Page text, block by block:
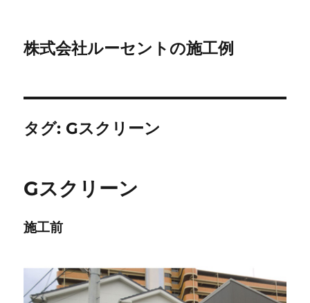
株式会社ルーセントの施工例
タグ: Gスクリーン
Gスクリーン
施工前